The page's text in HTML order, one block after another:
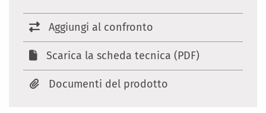
Aggiungi al confronto
Scarica la scheda tecnica (PDF)
Documenti del prodotto